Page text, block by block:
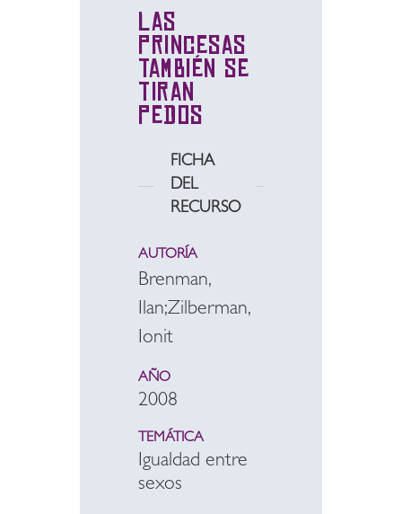
Las
Princesas
también se
tiran
Pedos
FICHA
DEL
RECURSO
AUTORÍA
Brenman,
Ilan;Zilberman,
Ionit
AÑO
2008
TEMÁTICA
Igualdad entre
sexos